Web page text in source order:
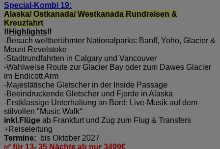
Special-Kombi 19:
Alaska/ Ostkanada/ Westkanada Rundreisen &
Kreuzfahrt
‼️ Highlights‼️
-Besuch weltberühmter Nationalparks: Banff, Yoho, Glacier &
Mount Revelstoke
-Stadtrundfahrten in Calgary und Vancouver
-Wahlweise Route zur Glacier Bay oder zum Dawes Glacier
im Endicott Arm
-Majestätische Gletscher in der Inside Passage
-Beeindruckende Gletscher und Fjorde in Alaska
-Erstklassige Unterhaltung an Bord: Live-Musik auf dem
stilvollen "Music Walk“
inkl.Flüge ab Frankfurt und Zug zum Flug & Transfers
+Reiseleitung
Termine:
bis Oktober 2027
✅ für 13- 35 Nächte ab nur 3499€